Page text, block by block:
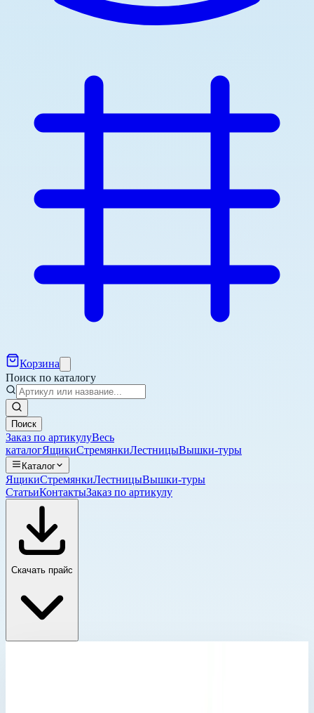
Корзина
Поиск по каталогу
Поиск
Заказ по артикулуВесь
каталогЯщикиСтремянкиЛестницыВышки-туры
Каталог
ЯщикиСтремянкиЛестницыВышки-туры
СтатьиКонтактыЗаказ по артикулу
Скачать прайс